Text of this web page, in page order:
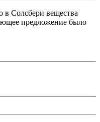
в Солсбери вещества
предложение было